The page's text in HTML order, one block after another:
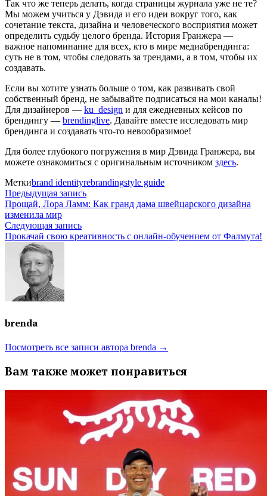
Так что же теперь делать, когда страницы журнала уже не те?
Мы можем учиться у Дэвида и его идеи вокруг того, как
сочетание текста, дизайна и человеческого восприятия может
определить судьбу целого бренда. История Гранжера —
важное напоминание для всех, кто в мире медиабрендинга:
суть не в том, чтобы следовать за трендами, а в том, чтобы их
создавать.
Если вы хотите узнать больше о том, как развивать свой
собственный бренд, не забывайте подписаться на мои каналы!
Для дизайнеров — ku_design и для ежедневных кейсов по
брендингу — brendinglive. Давайте вместе исследовать мир
брендинга и создавать что-то невообразимое!
Для более глубокого погружения в мир Дэвида Гранжера, вы
можете ознакомиться с оригинальным источником здесь.
Меткиbrand identityrebrandingstyle guide
Навигация
по
записям
Предыдущая записьПредыдущая
запись:
Прощай, Лора Ламм: Как гранд дама швейцарского дизайна
изменила мир
Следующая записьСледующая
запись:
Прокачай свою креативность с онлайн-обучением от Фалмута!
brenda
Посмотреть все записи автора brenda →
Вам также может понравиться